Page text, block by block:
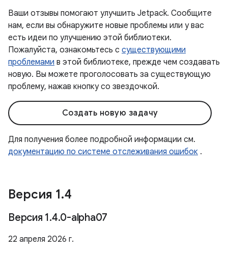
Ваши отзывы помогают улучшить Jetpack. Сообщите
нам, если вы обнаружите новые проблемы или у вас
есть идеи по улучшению этой библиотеки.
Пожалуйста, ознакомьтесь с существующими
проблемами в этой библиотеке, прежде чем создавать
новую. Вы можете проголосовать за существующую
проблему, нажав кнопку со звездочкой.
Создать новую задачу
Для получения более подробной информации см.
документацию по системе отслеживания ошибок .
Версия 1.4
Версия 1.4.0-alpha07
22 апреля 2026 г.